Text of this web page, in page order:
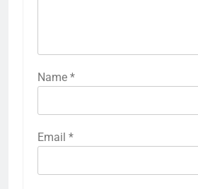
Name *
Email *